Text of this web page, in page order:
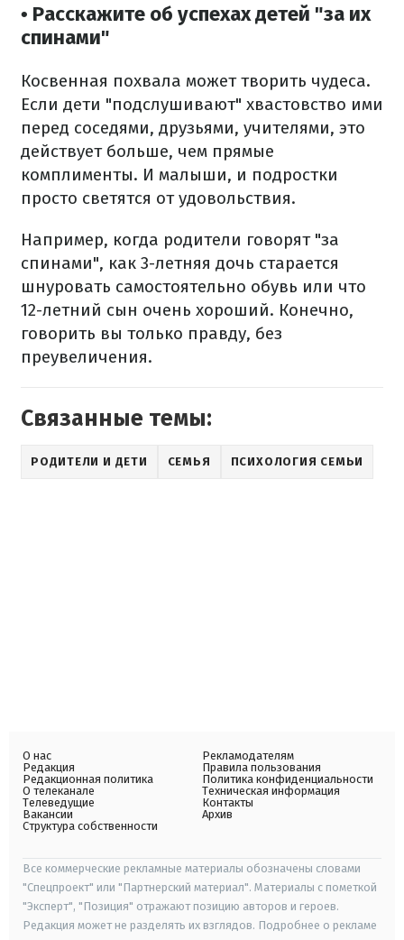
• Расскажите об успехах детей "за их
спинами"
Косвенная похвала может творить чудеса.
Если дети "подслушивают" хвастовство ими
перед соседями, друзьями, учителями, это
действует больше, чем прямые
комплименты. И малыши, и подростки
просто светятся от удовольствия.
Например, когда родители говорят "за
спинами", как 3-летняя дочь старается
шнуровать самостоятельно обувь или что
12-летний сын очень хороший. Конечно,
говорить вы только правду, без
преувеличения.
Связанные темы:
РОДИТЕЛИ И ДЕТИ СЕМЬЯ ПСИХОЛОГИЯ СЕМЬИ
О нас
Редакция
Редакционная политика
О телеканале
Телеведущие
Вакансии
Структура собственности
Рекламодателям
Правила пользования
Политика конфиденциальности
Техническая информация
Контакты
Архив
Все коммерческие рекламные материалы обозначены словами
"Спецпроект" или "Партнерский материал". Материалы с пометкой
"Эксперт", "Позиция" отражают позицию авторов и героев.
Редакция может не разделять их взглядов. Подробнее о рекламе